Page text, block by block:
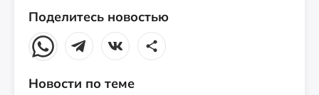
Поделитесь новостью
Новости по теме